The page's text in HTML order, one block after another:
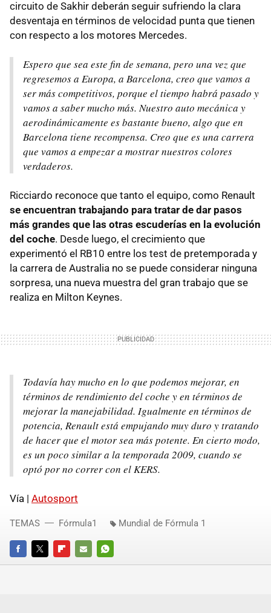
circuito de Sakhir deberán seguir sufriendo la clara
desventaja en términos de velocidad punta que tienen
con respecto a los motores Mercedes.
Espero que sea este fin de semana, pero una vez que
regresemos a Europa, a Barcelona, creo que vamos a
ser más competitivos, porque el tiempo habrá pasado y
vamos a saber mucho más. Nuestro auto mecánica y
aerodinámicamente es bastante bueno, algo que en
Barcelona tiene recompensa. Creo que es una carrera
que vamos a empezar a mostrar nuestros colores
verdaderos.
Ricciardo reconoce que tanto el equipo, como Renault
se encuentran trabajando para tratar de dar pasos
más grandes que las otras escuderías en la evolución
del coche. Desde luego, el crecimiento que
experimentó el RB10 entre los test de pretemporada y
la carrera de Australia no se puede considerar ninguna
sorpresa, una nueva muestra del gran trabajo que se
realiza en Milton Keynes.
Todavía hay mucho en lo que podemos mejorar, en
términos de rendimiento del coche y en términos de
mejorar la manejabilidad. Igualmente en términos de
potencia, Renault está empujando muy duro y tratando
de hacer que el motor sea más potente. En cierto modo,
es un poco similar a la temporada 2009, cuando se
optó por no correr con el KERS.
Vía | Autosport
FACEBOOKTWITTERFLIPBOARD
E-
WHATSAPP
TEMAS Fórmula1 Mundial de Fórmula 1